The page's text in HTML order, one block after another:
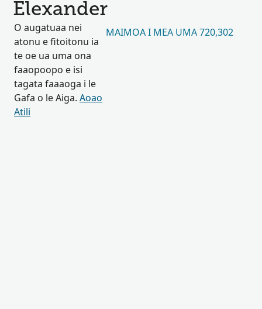
Elexander
O augatuaa nei
atonu e fitoitonu ia
te oe ua uma ona
faaopoopo e isi
tagata faaaoga i le
Gafa o le Aiga. Aoao
Atili
MAIMOA I MEA UMA 720,302